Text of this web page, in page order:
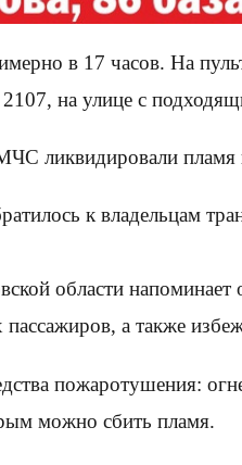
в 17 часов. На
на улице с
ликвидировали пламя
к владельцам
области напоминает
а также
пожаротушения:
можно сбить пламя.